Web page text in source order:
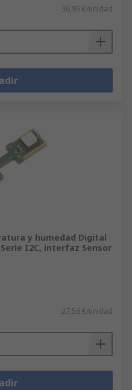
36,95 €/unidad
y humedad Digital
I2C, interfaz Sensor
27,56 €/unidad